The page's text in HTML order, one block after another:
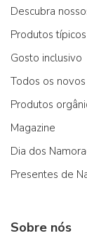
Descubra
Produtos
Gosto inclusivo
Todos os
Produtos
Magazine
Dia dos
Presentes de
Sobre nós